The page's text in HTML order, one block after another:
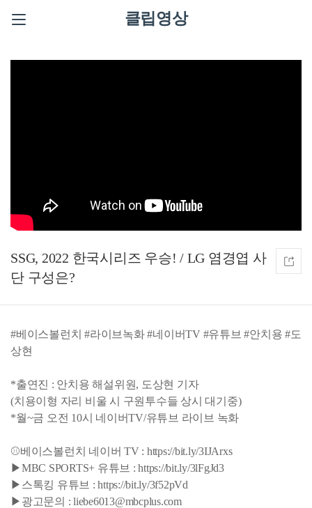
클립영상
SSG, 2022 한국시리즈 우승! / LG 염경엽 사
단 구성은?
#베이스볼런치 #라이브녹화 #네이버TV #유튜브 #안치용 #도
상현
*출연진 : 안치용 해설위원, 도상현 기자
(치용이형 자리 비울 시 구원투수들 상시 대기중)
*월~금 오전 10시 네이버TV/유튜브 라이브 녹화
⚾베이스볼런치 네이버 TV : https://bit.ly/3IJArxs
▶MBC SPORTS+ 유튜브 : https://bit.ly/3lFgJd3
▶스톡킹 유튜브 : https://bit.ly/3f52pVd
▶광고문의 : liebe6013@mbcplus.com